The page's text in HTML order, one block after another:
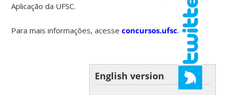
Aplicação da UFSC.
Para mais informações, acesseconcursos.ufsc.br.
English version